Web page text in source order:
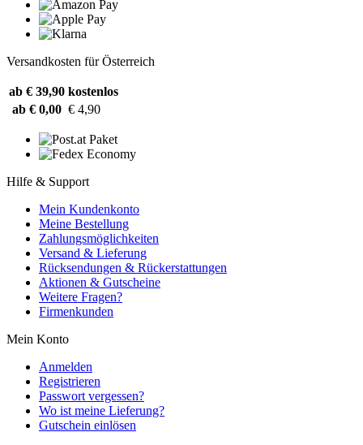
Versandkosten für Österreich
ab € 39,90 kostenlos
ab € 0,00 € 4,90
Hilfe & Support
Mein Kundenkonto
Meine Bestellung
Zahlungsmöglichkeiten
Versand & Lieferung
Rücksendungen & Rückerstattungen
Aktionen & Gutscheine
Weitere Fragen?
Firmenkunden
Mein Konto
Anmelden
Registrieren
Passwort vergessen?
Wo ist meine Lieferung?
Gutschein einlösen